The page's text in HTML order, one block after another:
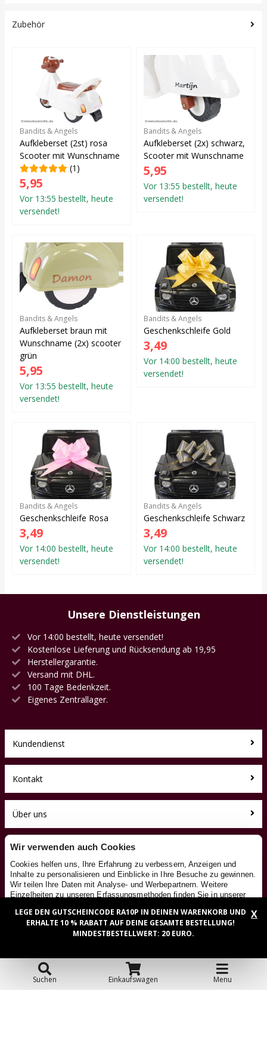
Suchen Einkaufswagen Menu
Zubehör
Bandits & Angels
Aufkleberset (2st) rosa
Scooter mit Wunschname
(1)
5,95
Vor 13:55 bestellt, heute
versendet!
Bandits & Angels
Aufkleberset (2x) schwarz,
Scooter mit Wunschname
5,95
Vor 13:55 bestellt, heute
versendet!
Bandits & Angels
Aufkleberset braun mit
Wunschname (2x) scooter
grün
5,95
Vor 13:55 bestellt, heute
versendet!
Bandits & Angels
Geschenkschleife Gold
3,49
Vor 14:00 bestellt, heute
versendet!
Bandits & Angels
Geschenkschleife Rosa
3,49
Vor 14:00 bestellt, heute
versendet!
Bandits & Angels
Geschenkschleife Schwarz
3,49
Vor 14:00 bestellt, heute
versendet!
Unsere Dienstleistungen
Vor 14:00 bestellt, heute versendet!
Kostenlose Lieferung und Rücksendung ab 19,95
Herstellergarantie.
Versand mit DHL.
100 Tage Bedenkzeit.
Eigenes Zentrallager.
Kundendienst
Kontakt
Über uns
Toyfan BV
RutschautoXL.de
Klosterstiege 50
48599 Gronau
Tel.: 0031-541-228002
Instagram
© 2026 Toyfan BV
Allgemeine Geschäftsbedingungen
Haftungsausschluss Datenschutz Cookies
X
LEGE DEN GUTSCHEINCODE RA10P IN DEINEN WARENKORB UND
ERHALTE 10 % RABATT AUF DEINE GESAMTE BESTELLUNG!
MINDESTBESTELLWERT: 20 EURO.
Wir verwenden auch Cookies
Cookies helfen uns, Ihre Erfahrung zu verbessern, Anzeigen und
Inhalte zu personalisieren und Einblicke in Ihre Besuche zu gewinnen.
Wir teilen Ihre Daten mit Analyse- und Werbepartnern. Weitere
Einzelheiten zu unseren Erfassungsmethoden finden Sie in unserer
seiner eigenen Datenschutzrichtlinie.